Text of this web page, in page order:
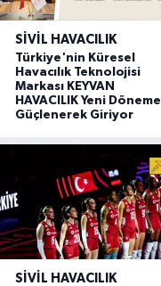
SIVIL HAVACILIK
Türkiye'nin Küresel
Havacılık Teknolojisi
Markası KEYVAN
HAVACILIK Yeni Döneme
Güçlenerek Giriyor
SIVIL HAVACILIK